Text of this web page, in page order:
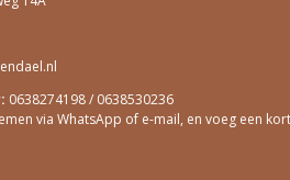
0638274198 / 0638530236
via WhatsApp of e-mail, en voeg een